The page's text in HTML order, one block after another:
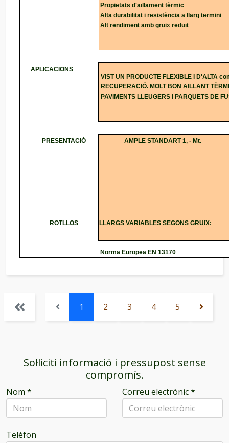
Propietats d'aïllament tèrmic
Alta durabilitat i resistència a llarg termini
Alt rendiment amb gruix reduït
APLICACIONS
VIST UN PRODUCTE FLEXIBLE I D'ALTA
RECUPERACIÓ. MOLT BON AÏLLANT
PAVIMENTS LLEUGERS I PARQUETS DE
PRESENTACIÓ AMPLE STANDART 1, - Mt.
ROTLLOS LLARGS VARIABLES SEGONS GRUIX:
Norma Europea EN 13170
1 2 3 4 5
Sol·liciti informació i pressupost sense
compromís.
Nom * Correu electrònic*
Telèfon